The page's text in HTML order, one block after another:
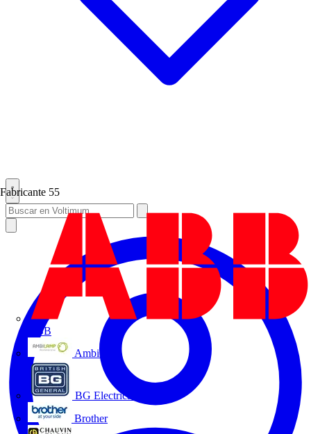
Fabricante 55
ABB
Ambilamp
BG Electrical
Brother